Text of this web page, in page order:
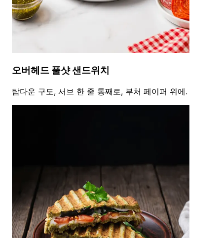
오버헤드 풀샷 샌드위치
탑다운 구도, 서브 한 줄 통째로, 부처 페이퍼 위에.